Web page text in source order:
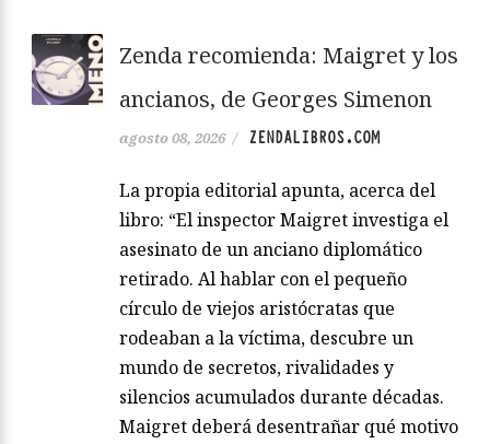
Zenda recomienda: Maigret y los
ancianos, de Georges Simenon
agosto 08, 2026 / ZENDALIBROS.COM
La propia editorial apunta, acerca del
libro: “El inspector Maigret investiga el
asesinato de un anciano diplomático
retirado. Al hablar con el pequeño
círculo de viejos aristócratas que
rodeaban a la víctima, descubre un
mundo de secretos, rivalidades y
silencios acumulados durante décadas.
Maigret deberá desentrañar qué motivo